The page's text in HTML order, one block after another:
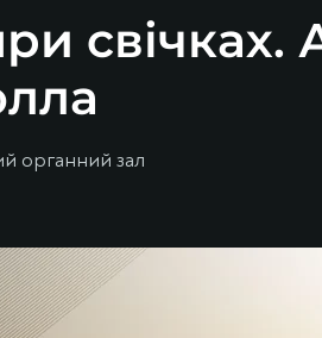
свічках.
органний зал